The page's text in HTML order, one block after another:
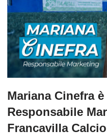
Mariana Cinefra
Responsabile
Francavilla Calcio